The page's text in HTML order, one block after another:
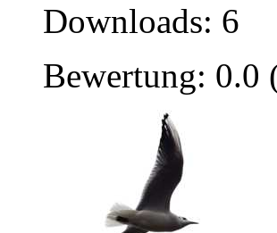
Downloads: 6
Bewertung: 0.0